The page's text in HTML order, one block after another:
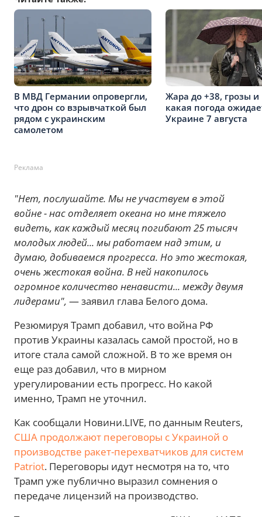
В МВД Германии опровергли,
что дрон со взрывчаткой был
рядом с украинским
самолетом
Жара до +38, грозы и
какая погода
Украине 7 августа
Реклама
"Нет, послушайте. Мы не участвуем в этой
войне - нас отделяет океана но мне тяжело
видеть, как каждый месяц погибают 25 тысяч
молодых людей... мы работаем над этим, и
думаю, добиваемся прогресса. Но это жестокая,
очень жестокая война. В ней накопилось
огромное количество ненависти... между двумя
лидерами", — заявил глава Белого дома.
Резюмируя Трамп добавил, что война РФ
против Украины казалась самой простой, но в
итоге стала самой сложной. В то же время он
еще раз добавил, что в мирном
урегулировании есть прогресс. Но какой
именно, Трамп не уточнил.
Как сообщали Новини.LIVE, по данным Reuters,
США продолжают переговоры с Украиной о
производстве ракет-перехватчиков для систем
Patriot. Переговоры идут несмотря на то, что
Трамп уже публично выразил сомнения о
передаче лицензий на производство.